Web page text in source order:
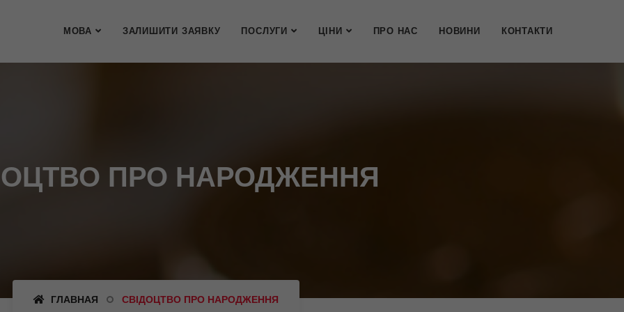
МОВА ЗАЛИШИТИ ЗАЯВКУ ПОСЛУГИ ЦІНИ ПРО НАС НОВИНИ КОНТАКТИ
ПРО НАРОДЖЕННЯ
ГЛАВНАЯ СВІДОЦТВО ПРО НАРОДЖЕННЯ